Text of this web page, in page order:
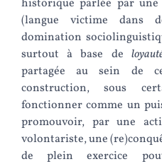
historique parlée par
(langue victime dans
domination
surtout à base de
partagée au sein de
construction, sous
fonctionner comme un
promouvoir, par une
volontariste, une
de plein exercice